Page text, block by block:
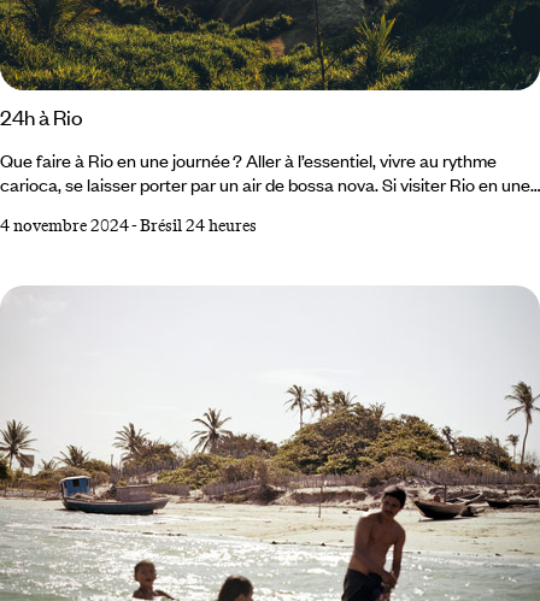
24h à Rio
Que faire à Rio en une journée ? Aller à l’essentiel, vivre au rythme
carioca, se laisser porter par un air de bossa nova. Si visiter Rio en une
d’essayer. On commencerait subtilement par un petit déjeuner typique
embrasser cette baie sublime, on arpenterait les allées d’un musée
puis d’un jardin pour rester au frais… Puis on finirait par un bain au
4 novembre 2024-Brésil 24 heures